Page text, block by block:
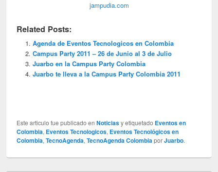
jampudia.com
Related Posts:
Agenda de Eventos Tecnologicos en Colombia
Campus Party 2011 – 26 de Junio al 3 de Julio
Juarbo en la Campus Party Colombia
Juarbo te lleva a la Campus Party Colombia 2011
Este articulo fue publicado enNoticiasy etiquetado Eventos en
Colombia, Eventos Tecnologicos, Eventos Tecnológicos en
Colombia,TecnoAgenda,TecnoAgenda ColombiaporJuarbo.